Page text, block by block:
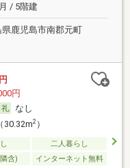
/ 5階建
県鹿児島市南郡元町
円
なし
30.32m2）
二人暮らし
含) インターネット無料